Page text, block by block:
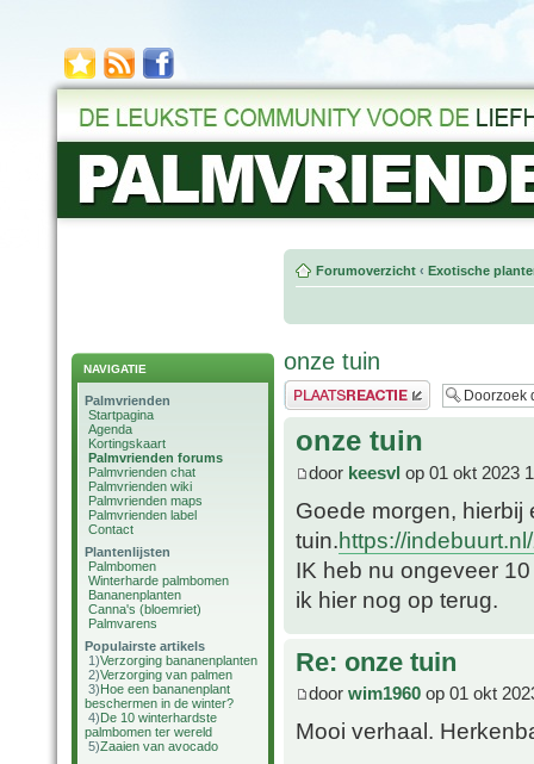
NAVIGATIE
Palmvrienden
Startpagina
Agenda
Kortingskaart
Palmvrienden forums
Palmvrienden chat
Palmvrienden wiki
Palmvrienden maps
Palmvrienden label
Contact
Plantenlijsten
Palmbomen
Winterharde palmbomen
Bananenplanten
Canna's (bloemriet)
Palmvarens
Populairste artikels
1)Verzorging bananenplanten
2)Verzorging van palmen
3)Hoe een bananenplant
beschermen in de winter?
4)De 10 winterhardste
palmbomen ter wereld
5)Zaaien van avocado
Forumoverzicht ‹ Exotische
onze tuin
Plaats een reactie
onze tuin
door keesvl op 01 okt 2023
Goede morgen, hierbij
tuin.https://
IK heb nu ongeveer
ik hier nog op terug.
Re: onze tuin
door wim1960 op 01 okt
Mooi verhaal.